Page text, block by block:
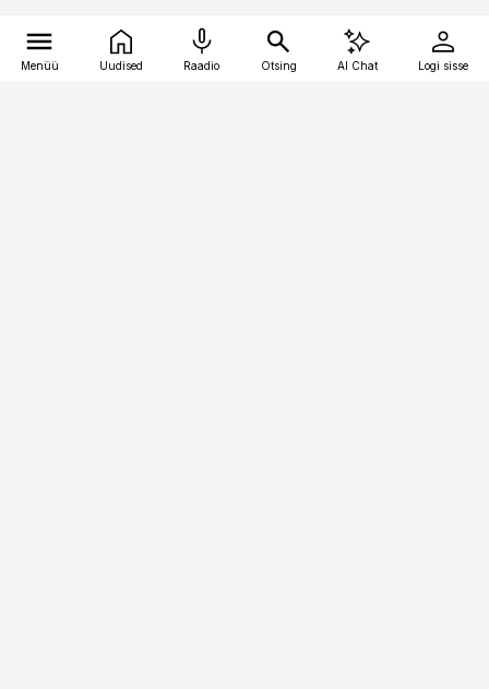
Menüü Uudised Raadio Otsing AI Chat Logi sisse